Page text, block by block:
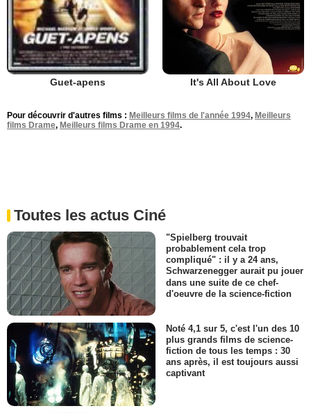
Guet-apens It's All About Love
Pour découvrir d'autres films : Meilleurs films de l'année 1994, Meilleurs
films Drame, Meilleurs films Drame en 1994.
Toutes les actus Ciné
"Spielberg trouvait
probablement cela trop
compliqué" : il y a 24 ans,
Schwarzenegger aurait pu jouer
dans une suite de ce chef-
d'oeuvre de la science-fiction
Noté 4,1 sur 5, c'est l'un des 10
plus grands films de science-
fiction de tous les temps : 30
ans après, il est toujours aussi
captivant